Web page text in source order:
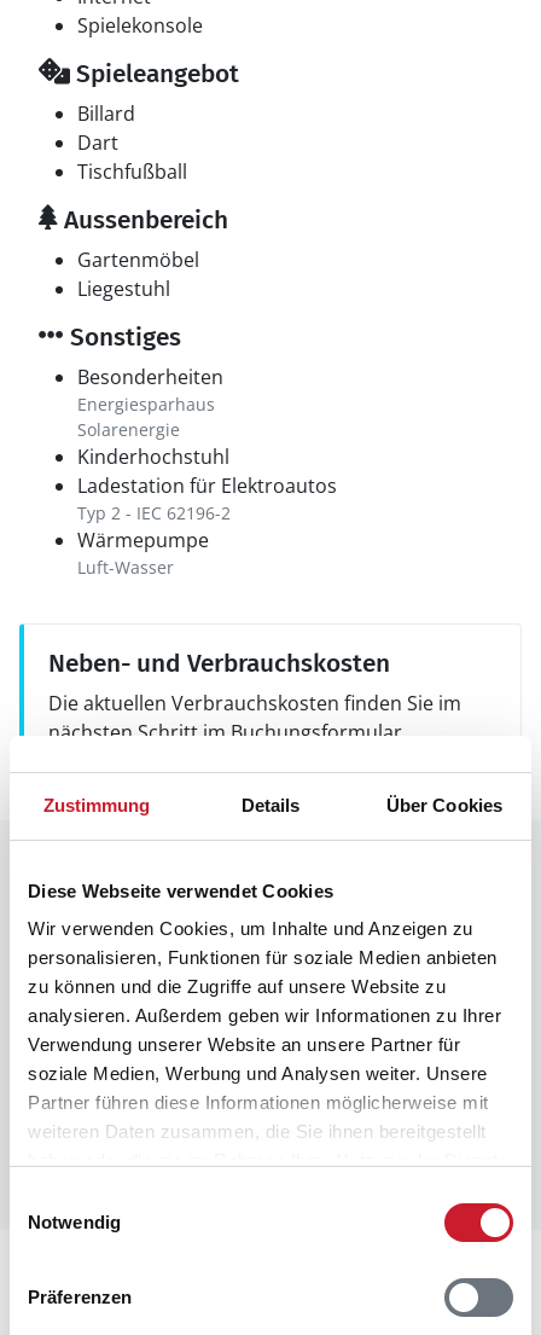
Zustimmung Details Über Cookies
Diese Webseite verwendet Cookies
Wir verwenden Cookies, um Inhalte und Anzeigen zu
personalisieren, Funktionen für soziale Medien anbieten
zu können und die Zugriffe auf unsere Website zu
analysieren. Außerdem geben wir Informationen zu Ihrer
Verwendung unserer Website an unsere Partner für
soziale Medien, Werbung und Analysen weiter. Unsere
Partner führen diese Informationen möglicherweise mit
weiteren Daten zusammen, die Sie ihnen bereitgestellt
Notwendig
Präferenzen
Spielekonsole
Spieleangebot
Billard
Dart
Tischfußball
Aussenbereich
Gartenmöbel
Liegestuhl
Sonstiges
Besonderheiten
Energiesparhaus
Solarenergie
Kinderhochstuhl
Ladestation für Elektroautos
Typ 2 - IEC 62196-2
Wärmepumpe
Luft-Wasser
Neben- und Verbrauchskosten
Die aktuellen Verbrauchskosten finden Sie im
nächsten Schritt im Buchungsformular.